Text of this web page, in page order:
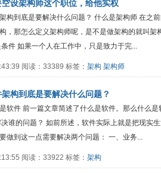
设架构师这个职位，给他实权
构到底是要解决什么问题？ 什么是架构师 在之
，那怎么定义架构师呢，是不是做架构的就叫架
件 如果一个人在工作中，只是致力于完...
阅读：33389 标签： 架构 架构师
构到底是要解决什么问题？
软件 前一篇文章简述了什么是软件。那么什么
谁的问题？ 如前所述，软件实际上就是把现实
做到这一点需要解决两个问题： 一、业务...
阅读：33922 标签： 架构